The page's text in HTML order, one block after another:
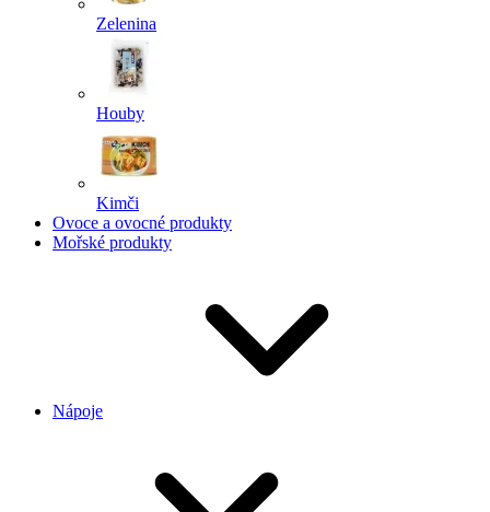
Zelenina
Houby
Kimči
Ovoce a ovocné produkty
Mořské produkty
Nápoje